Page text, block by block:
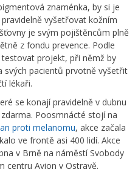
znaménka, by si je
vyšetřovat kožním
je svým pojištěncům plně
z fondu prevence. Podle
projekt, při němž by
pacientů prvotně vyšetřit
lékaři.
se konají pravidelně v dubnu
Poosmnácté stojí na
proti melanomu, akce začala
ve frontě asi 400 lidí. Akce
v Brně na náměstí Svobody
centru Avion v Ostravě.